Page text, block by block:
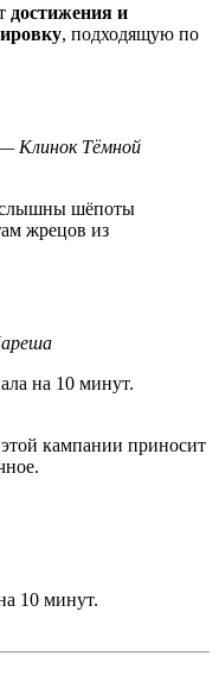
достижения и
, подходящую по
Клинок Тёмной
слышны шёпоты
жрецов из
на 10 минут.
кампании приносит
10 минут.